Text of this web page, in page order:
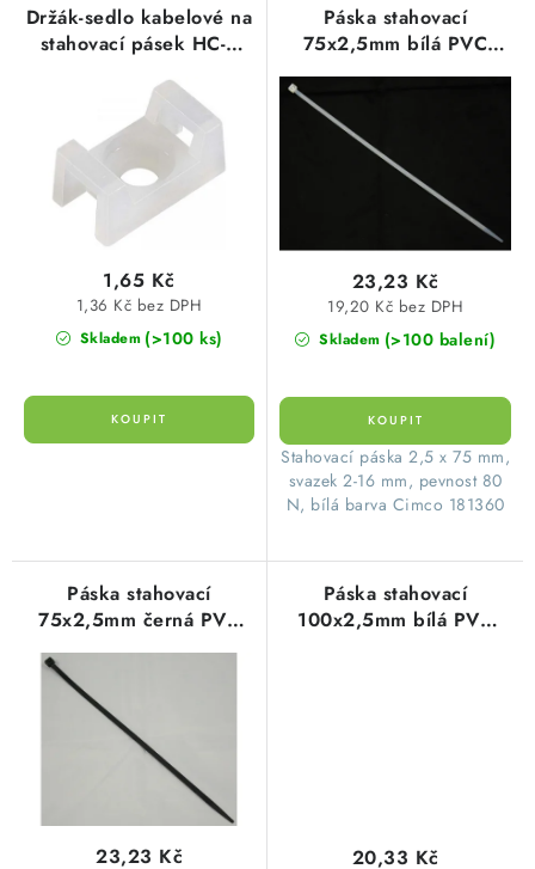
p
íDržák-sedlo kabelové na
stahovací pásek HC-2
Skladem (>100 ks)
1,36 Kč bez DPH
1,65 Kč
Páska stahovací
75x2,5mm bílá PVC
(1balení=100ks)
Skladem (>100 balení)
19,20 Kč bez DPH
23,23 Kč
Stahovací páska 2,5 x 75 mm,
svazek 2-16 mm, pevnost 80
N, bílá barva Cimco 181360
Páska stahovací
75x2,5mm černá PVC
(100ks=1balení)
23,23 Kč
Páska stahovací
100x2,5mm bílá PVC
20,33 Kč